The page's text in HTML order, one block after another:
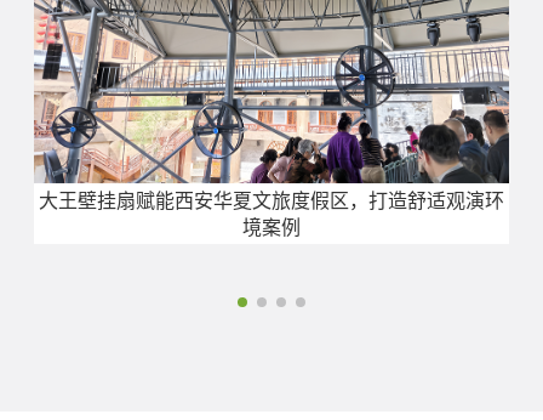
大王壁挂扇赋能西安华夏文旅度假区，打造舒适观演环
境案例